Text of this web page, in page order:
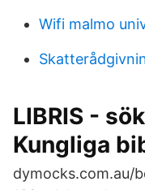
Wifi malmo
LIBRIS -
Kungliga
dymocks.com.au/